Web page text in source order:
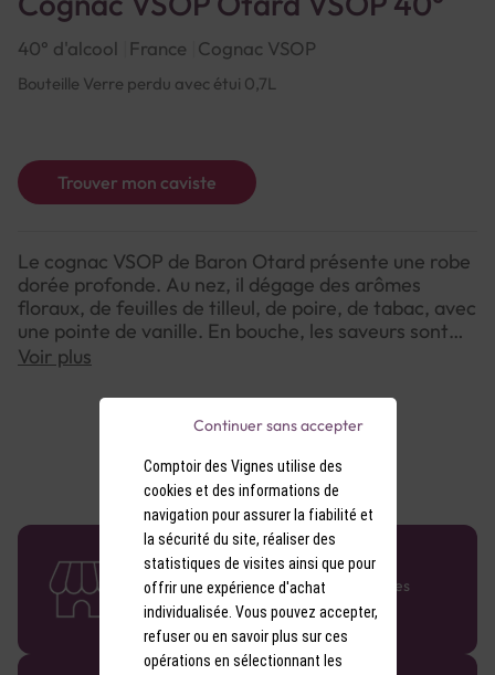
40° d'alcool France Cognac VSOP
Bouteille Verre perdu avec étui 0,7L
Trouver mon caviste
Le cognac VSOP de Baron Otard présente une robe
dorée profonde. Au nez, il dégage des arômes
floraux, de feuilles de tilleul, de poire, de tabac, avec
une pointe de vanille. En bouche, les saveurs sont
subtilement fruitées, relevées par des notes
Voir plus
58 caves en France
Retrouvez le réseau Comptoir des Vignes
partout en France !
Comptoir des Vignes utilise des
cookies et des informations de
navigation pour assurer la fiabilité et
la sécurité du site, réaliser des
statistiques de visites ainsi que pour
offrir une expérience d'achat
individualisée. Vous pouvez accepter,
refuser ou en savoir plus sur ces
opérations en sélectionnant les
Continuer sans accepter